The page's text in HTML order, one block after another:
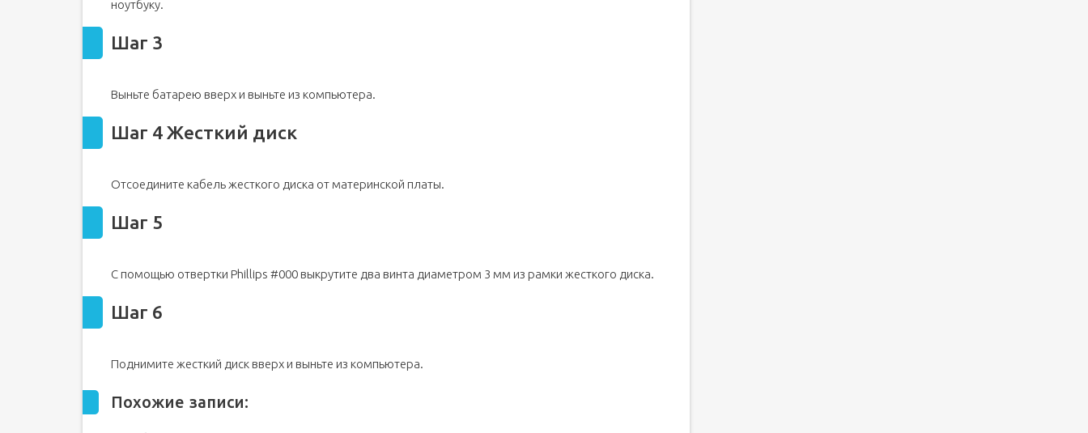
ноутбуку.
Шаг 3
Выньте батарею вверх и выньте из компьютера.
Шаг 4 Жесткий диск
Отсоедините кабель жесткого диска от материнской платы.
Шаг 5
С помощью отвертки Phillips #000 выкрутите два винта диаметром 3 мм из рамки жесткого диска.
Шаг 6
Поднимите жесткий диск вверх и выньте из компьютера.
Похожие записи: